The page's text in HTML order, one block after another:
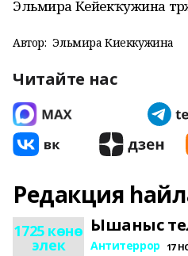
Эльмира Кейекҡужина
Автор: Эльмира Киеккужина
Читайте нас
Редакция
1725 көнө
элек
Ышаныс
Антитеррор 17